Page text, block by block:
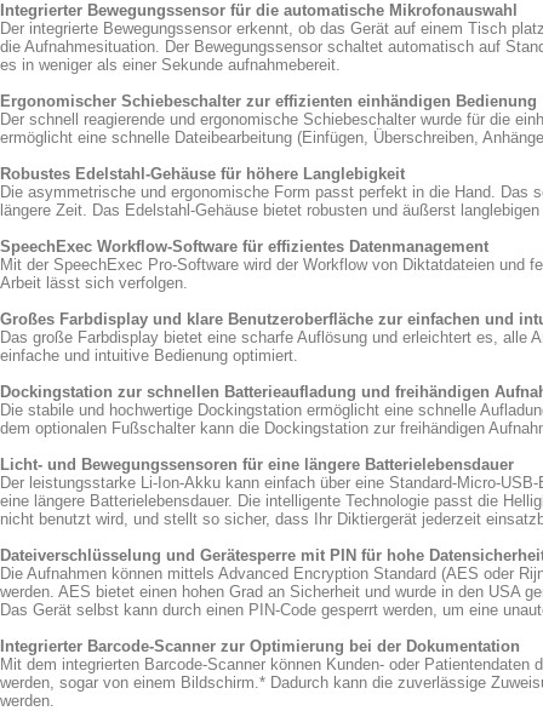
Integrierter Bewegungssensor für die automatische Mikrofonauswahl
Der integrierte Bewegungssensor erkennt, ob das Gerät auf einem Tisch
die Aufnahmesituation. Der Bewegungssensor schaltet automatisch auf
es in weniger als einer Sekunde aufnahmebereit.
Ergonomischer Schiebeschalter zur effizienten einhändigen Bedienung
Der schnell reagierende und ergonomische Schiebeschalter wurde für die
ermöglicht eine schnelle Dateibearbeitung (Einfügen, Überschreiben,
Robustes Edelstahl-Gehäuse für höhere Langlebigkeit
Die asymmetrische und ergonomische Form passt perfekt in die Hand.
längere Zeit. Das Edelstahl-Gehäuse bietet robusten und äußerst
SpeechExec Workflow-Software für effizientes Datenmanagement
Mit der SpeechExec Pro-Software wird der Workflow von Diktatdateien und
Arbeit lässt sich verfolgen.
Großes Farbdisplay und klare Benutzeroberfläche zur einfachen und
Das große Farbdisplay bietet eine scharfe Auflösung und erleichtert es, alle
einfache und intuitive Bedienung optimiert.
Dockingstation zur schnellen Batterieaufladung und freihändigen
Die stabile und hochwertige Dockingstation ermöglicht eine schnelle
dem optionalen Fußschalter kann die Dockingstation zur freihändigen
Licht- und Bewegungssensoren für eine längere Batterielebensdauer
Der leistungsstarke Li-Ion-Akku kann einfach über eine Standard-Micro-
eine längere Batterielebensdauer. Die intelligente Technologie passt die
nicht benutzt wird, und stellt so sicher, dass Ihr Diktiergerät jederzeit
Dateiverschlüsselung und Gerätesperre mit PIN für hohe
Die Aufnahmen können mittels Advanced Encryption Standard (AES oder
werden. AES bietet einen hohen Grad an Sicherheit und wurde in den USA
Das Gerät selbst kann durch einen PIN-Code gesperrt werden, um eine
Integrierter Barcode-Scanner zur Optimierung bei der Dokumentation
Mit dem integrierten Barcode-Scanner können Kunden- oder
werden, sogar von einem Bildschirm.* Dadurch kann die zuverlässige
werden.